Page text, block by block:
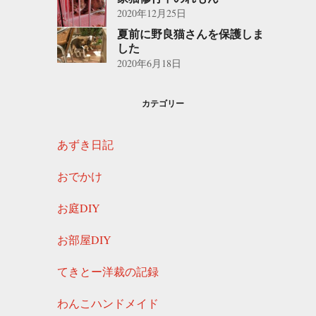
2020年12月25日
夏前に野良猫さんを保護しま
した
2020年6月18日
カテゴリー
あずき日記
おでかけ
お庭DIY
お部屋DIY
てきとー洋裁の記録
わんこハンドメイド